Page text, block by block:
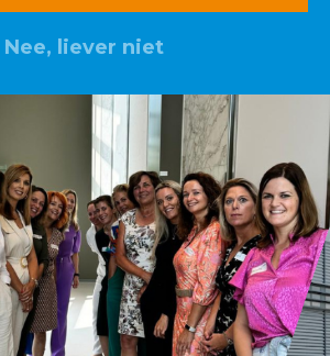
Nee, liever niet